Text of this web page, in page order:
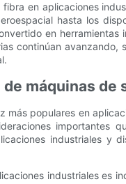
en aplicaciones
hasta los
en
continúan
máquinas
populares en
industriales y
industriales es